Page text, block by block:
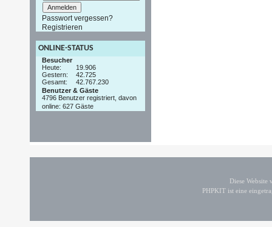
Passwort vergessen?
Registrieren
ONLINE-STATUS
Besucher
Heute:
19.906
Gestern:
42.725
Gesamt:
42.767.230
Benutzer & Gäste
4796 Benutzer registriert, davon
online: 627 Gäste
Diese
PHPKIT ist eine